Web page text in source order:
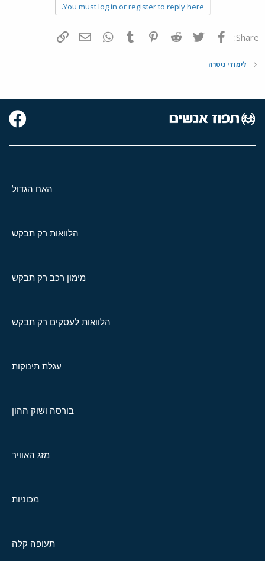
You must log in or register to reply here.
Share: פייסבוק Twitter
Reddit
Pinterest
Tumblr
WhatsAppדואר אלקטרוני
לימודי גיטרה
האח הגדול
הלוואות רק תבקש
מימון רכב רק תבקש
הלוואות לעסקים רק תבקש
עגלת תינוקות
בורסה ושוק ההון
מזג האוויר
מכוניות
תעופה קלה